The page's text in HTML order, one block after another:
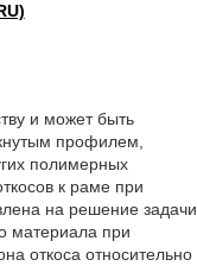
и может быть
профилем,
полимерных
к раме при
на решение задачи
материала при
откоса относительно